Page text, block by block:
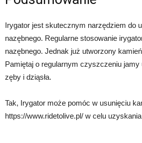
Irygator jest skutecznym narzędziem do
nazębnego. Regularne stosowanie
nazębnego. Jednak już utworzony
Pamiętaj o regularnym czyszczeniu
zęby i dziąsła.
Tak, Irygator może pomóc w usunięciu
https://www.ridetolive.pl/ w celu